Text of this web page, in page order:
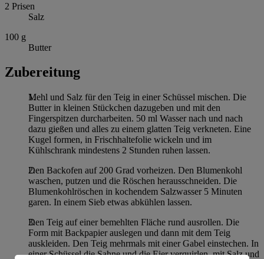
2 Prisen
Salz
100 g
Butter
Zubereitung
Mehl und Salz für den Teig in einer Schüssel mischen. Die
Butter in kleinen Stückchen dazugeben und mit den
Fingerspitzen durcharbeiten. 50 ml Wasser nach und nach
dazu gießen und alles zu einem glatten Teig verkneten. Eine
Kugel formen, in Frischhaltefolie wickeln und im
Kühlschrank mindestens 2 Stunden ruhen lassen.
Den Backofen auf 200 Grad vorheizen. Den Blumenkohl
waschen, putzen und die Röschen herausschneiden. Die
Blumenkohlröschen in kochendem Salzwasser 5 Minuten
garen. In einem Sieb etwas abkühlen lassen.
Den Teig auf einer bemehlten Fläche rund ausrollen. Die
Form mit Backpapier auslegen und dann mit dem Teig
auskleiden. Den Teig mehrmals mit einer Gabel einstechen. In
einer Schüssel die Sahne und die Eier verquirlen, mit Salz und